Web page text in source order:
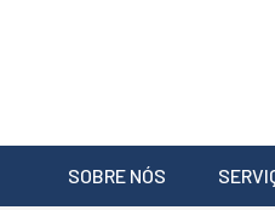
SOBRE NÓS